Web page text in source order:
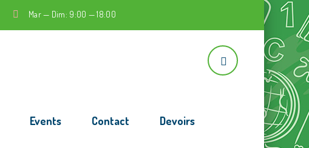
Mar — Dim: 9:00 — 18:00
Events Contact Devoirs